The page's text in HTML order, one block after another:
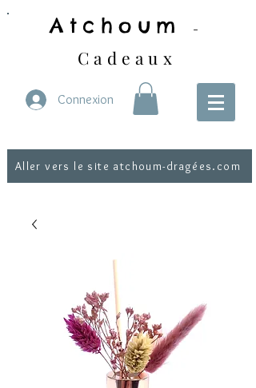
Atchoum -
Cadeaux
Connexion
Aller vers le site atchoum-dragées.com